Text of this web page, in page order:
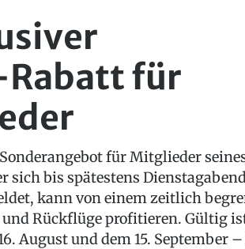
für
für Mitglieder
sich bis spätestens
kann von einem zeitlich
Rückflüge profitieren. Gültig
August und dem 15. September